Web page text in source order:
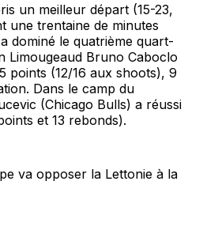
un meilleur départ (15-23,
une trentaine de minutes
dominé le quatrième quart-
Limougeaud Bruno Caboclo
points (12/16 aux shoots), 9
Dans le camp du
(Chicago Bulls) a réussi
et 13 rebonds).
va opposer la Lettonie à la